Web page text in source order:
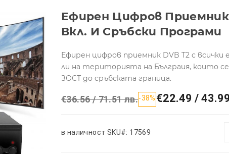
Ефирен Цифров Приемник
Вкл. И Сръбски Програми
Ефирен цифров приемник DVB T2 с всички
ли на територията на Бълграия, които
ЗОСТ до сръбската граница.
€36.56 / 71.51 лв.-38% €22.49 /
в наличност SKU#: 17569